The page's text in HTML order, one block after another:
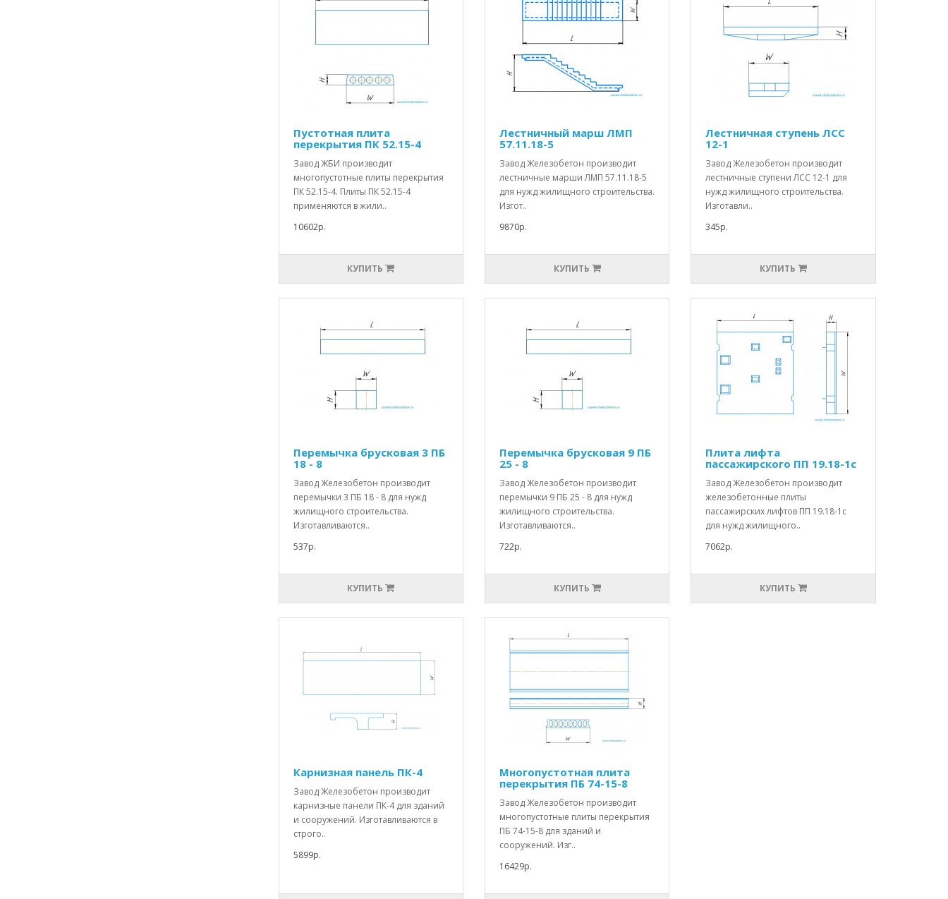
Пустотная плита
перекрытия ПК 52.15-4
Завод ЖБИ производит
многопустотные плиты перекрытия
ПК 52.15-4. Плиты ПК 52.15-4
применяются в жили..
10602р.
КУПИТЬ
Лестничный марш ЛМП
57.11.18-5
Завод Железобетон производит
лестничные марши ЛМП 57.11.18-5
для нужд жилищного строительства.
Изгот..
9870р.
КУПИТЬ
Лестничная ступень ЛСС
12-1
Завод Железобетон производит
лестничные ступени ЛСС 12-1 для
нужд жилищного строительства.
Изготавли..
345р.
КУПИТЬ
Перемычка брусковая 3 ПБ
18 - 8
Завод Железобетон производит
перемычки 3 ПБ 18 - 8 для нужд
жилищного строительства.
Изготавливаются..
537р.
КУПИТЬ
Перемычка брусковая 9 ПБ
25 - 8
Завод Железобетон производит
перемычки 9 ПБ 25 - 8 для нужд
жилищного строительства.
Изготавливаются..
722р.
КУПИТЬ
Плита лифта
пассажирского ПП 19.18-1с
Завод Железобетон производит
железобетонные плиты
пассажирских лифтов ПП 19.18-1с
для нужд жилищного..
7062р.
КУПИТЬ
Карнизная панель ПК-4
Завод Железобетон производит
карнизные панели ПК-4 для зданий
и сооружений. Изготавливаются в
строго..
5899р.
Многопустотная плита
перекрытия ПБ 74-15-8
Завод Железобетон производит
многопустотные плиты перекрытия
ПБ 74-15-8 для зданий и
сооружений. Изг..
16429р.